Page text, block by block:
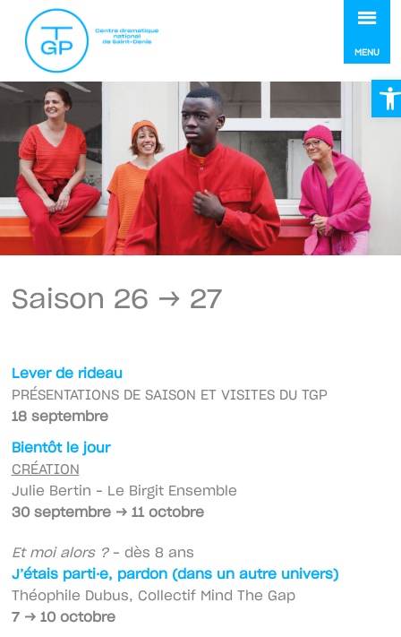
MENU
Saison 26 → 27
Lever de rideau
PRÉSENTATIONS DE SAISON ET VISITES DU TGP
18 septembre
Bientôt le jour
CRÉATION
Julie Bertin – Le Birgit Ensemble
30 septembre → 11 octobre
Et moi alors ? – dès 8 ans
J’étais parti·e, pardon (dans un autre univers)
Théophile Dubus, Collectif Mind The Gap
7 → 10 octobre